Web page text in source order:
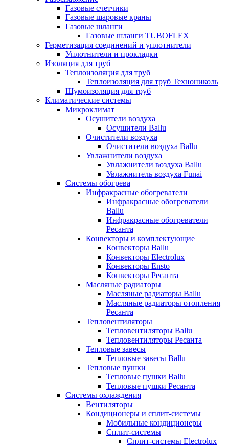
Газовые счетчики
Газовые шаровые краны
Газовые шланги
Газовые шланги TUBOFLEX
Герметизация соединений и уплотнители
Уплотнители и прокладки
Изоляция для труб
Теплоизоляция для труб
Теплоизоляция для труб Технониколь
Шумоизоляция для труб
Климатические системы
Микроклимат
Осушители воздуха
Осушители Ballu
Очистители воздуха
Очистители воздуха Ballu
Увлажнители воздуха
Увлажнители воздуха Ballu
Увлажнитель воздуха Funai
Системы обогрева
Инфракрасные обогреватели
Инфракрасные обогреватели
Ballu
Инфракрасные обогреватели
Ресанта
Конвекторы и комплектующие
Конвекторы Ballu
Конвекторы Electrolux
Конвекторы Ensto
Конвекторы Ресанта
Масляные радиаторы
Масляные радиаторы Ballu
Масляные радиаторы отопления
Ресанта
Тепловентиляторы
Тепловентиляторы Ballu
Тепловентиляторы Ресанта
Тепловые завесы
Тепловые завесы Ballu
Тепловые пушки
Тепловые пушки Ballu
Тепловые пушки Ресанта
Системы охлаждения
Вентиляторы
Кондиционеры и сплит-системы
Мобильные кондиционеры
Сплит-системы
Сплит-системы Electrolux